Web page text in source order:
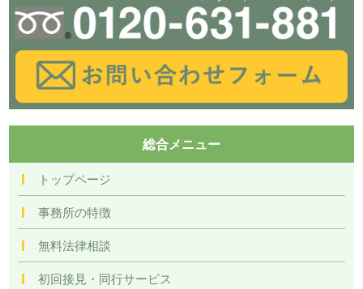
総合メニュー
トップページ
事務所の特徴
無料法律相談
初回接見・同行サービス